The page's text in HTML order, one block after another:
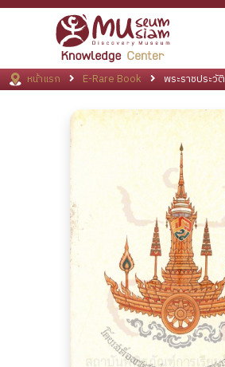
หน้าแรก E-Rare Book พระราชประวัติ